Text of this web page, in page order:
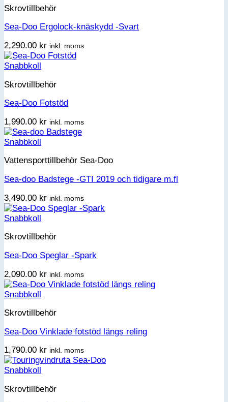
Skrovtillbehör
Sea-Doo Ergolock-knäskydd -Svart
2,290.00 kr inkl. moms
Snabbkoll
Skrovtillbehör
Sea-Doo Fotstöd
1,990.00 kr inkl. moms
Snabbkoll
Vattensporttillbehör Sea-Doo
Sea-doo Badstege -GTI 2019 och tidigare m.fl
3,490.00 kr inkl. moms
Snabbkoll
Skrovtillbehör
Sea-Doo Speglar -Spark
2,090.00 kr inkl. moms
Snabbkoll
Skrovtillbehör
Sea-Doo Vinklade fotstöd längs reling
1,790.00 kr inkl. moms
Snabbkoll
Skrovtillbehör